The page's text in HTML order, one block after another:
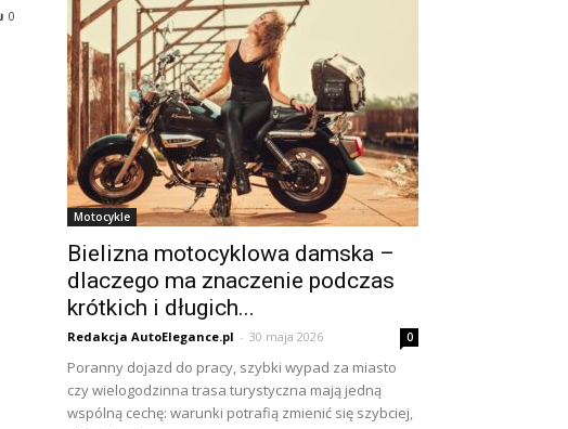
0
Motocykle
Bielizna motocyklowa damska –
dlaczego ma znaczenie podczas
krótkich i długich...
Redakcja AutoElegance.pl - 30 maja 2026 0
Poranny dojazd do pracy, szybki wypad za miasto
czy wielogodzinna trasa turystyczna mają jedną
wspólną cechę: warunki potrafią zmienić się szybciej,